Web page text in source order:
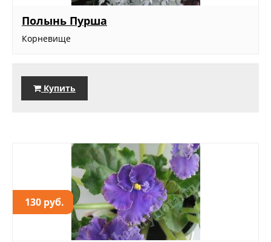
Полынь Пурша
Корневище
Купить
130 руб.